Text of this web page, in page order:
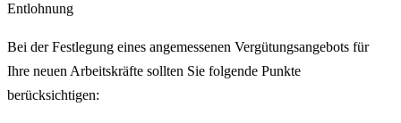
Entlohnung
Bei der Festlegung eines angemessenen Vergütungsangebots für
Ihre neuen Arbeitskräfte sollten Sie folgende Punkte
berücksichtigen: